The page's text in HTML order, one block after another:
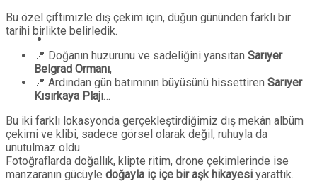
Bu özel çiftimizle dış çekim için, düğün gününden farklı bir
tarihi birlikte belirledik.
📍 Doğanın huzurunu ve sadeliğini yansıtan Sarıyer
Belgrad Ormanı,
📍 Ardından gün batımının büyüsünü hissettiren Sarıyer
Kısırkaya Plajı…
Bu iki farklı lokasyonda gerçekleştirdiğimiz dış mekân albüm
çekimi ve klibi, sadece görsel olarak değil, ruhuyla da
unutulmaz oldu.
Fotoğraflarda doğallık, klipte ritim, drone çekimlerinde ise
manzaranın gücüyle doğayla iç içe bir aşk hikayesi yarattık.